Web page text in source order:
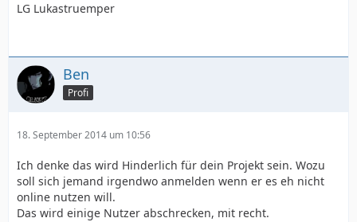
LG Lukastruemper
Ben
Profi
18. September 2014 um 10:56
Ich denke das wird Hinderlich für dein Projekt sein. Wozu
soll sich jemand irgendwo anmelden wenn er es eh nicht
online nutzen will.
Das wird einige Nutzer abschrecken, mit recht.